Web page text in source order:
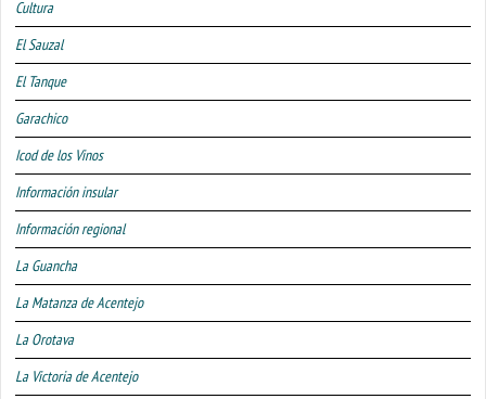
Cultura
El Sauzal
El Tanque
Garachico
Icod de los Vinos
Información insular
Información regional
La Guancha
La Matanza de Acentejo
La Orotava
La Victoria de Acentejo